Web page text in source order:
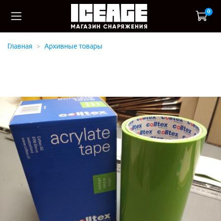
0
Главная Архивные товары